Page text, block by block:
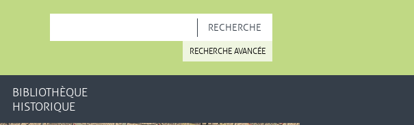
RECHERCHE AVANCÉE
BIBLIOTHÈQUE
HISTORIQUE